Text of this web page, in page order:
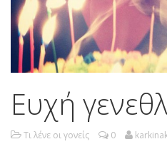
Ευχή
Τι λένε οι γονείς 0